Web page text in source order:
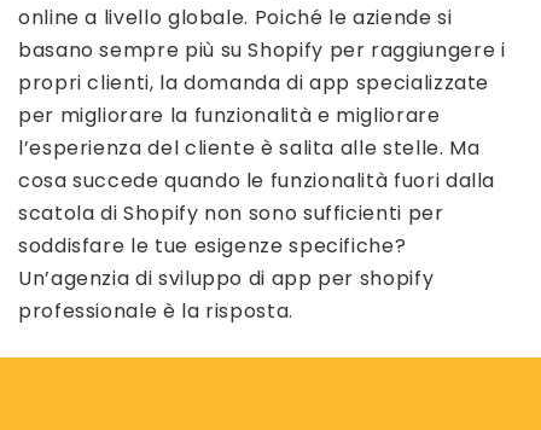
online a livello globale. Poiché le aziende si
basano sempre più su Shopify per raggiungere i
propri clienti, la domanda di app specializzate
per migliorare la funzionalità e migliorare
l’esperienza del cliente è salita alle stelle. Ma
cosa succede quando le funzionalità fuori dalla
scatola di Shopify non sono sufficienti per
soddisfare le tue esigenze specifiche?
Un’agenzia di sviluppo di app per shopify
professionale è la risposta.